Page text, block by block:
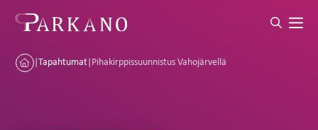
|Tapahtumat|Pihakirppissuunnistus Vahojärvellä